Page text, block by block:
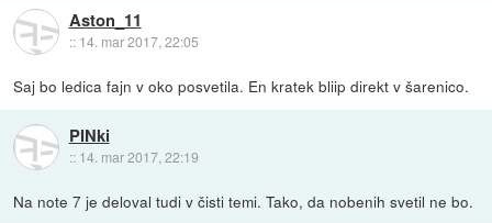
Aston_11
:: 14. mar 2017, 22:05
Saj bo ledica fajn v oko posvetila. En kratek bliip direkt v šarenico.
PINki
:: 14. mar 2017, 22:19
Na note 7 je deloval tudi v čisti temi. Tako, da nobenih svetil ne bo.